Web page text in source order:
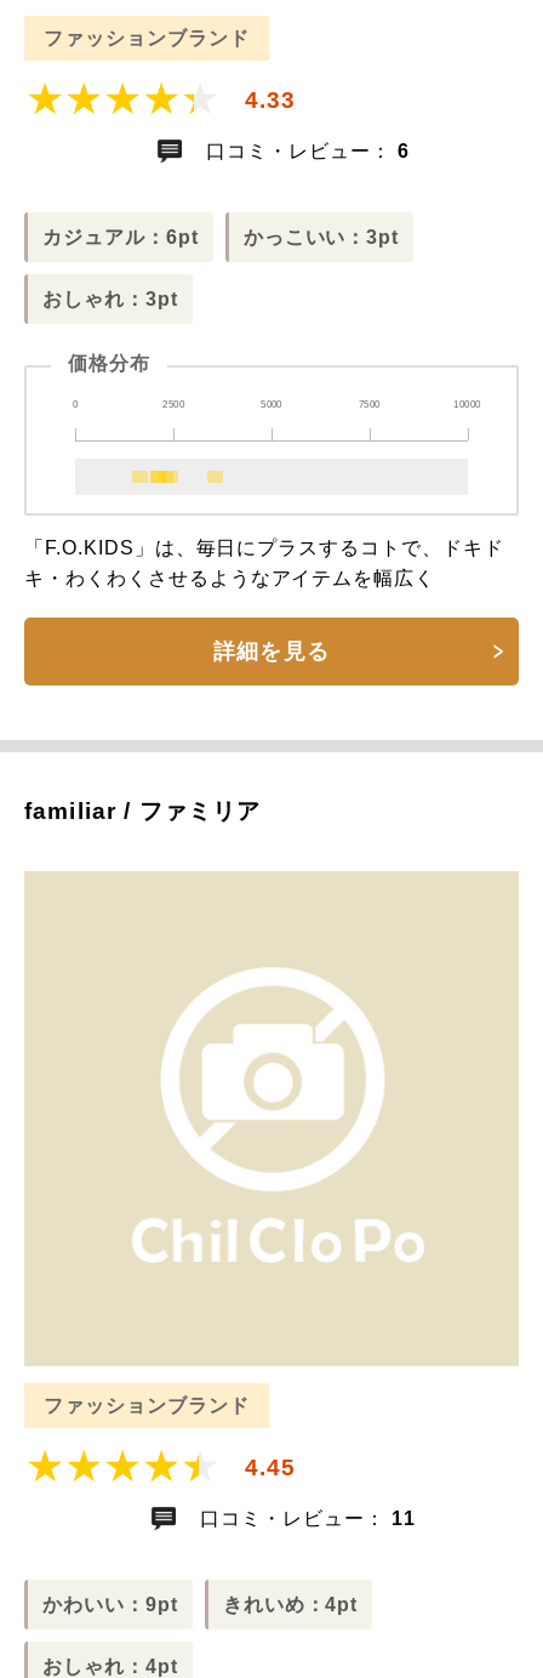
ファッションブランド
4.33
口コミ・レビュー： 6
カジュアル：6pt かっこいい：3pt
おしゃれ：3pt
価格分布
0 2500 5000 7500 10000
「F.O.KIDS」は、毎日にプラスするコトで、ドキド
キ・わくわくさせるようなアイテムを幅広く
詳細を見る
familiar / ファミリア
ファッションブランド
4.45
口コミ・レビュー： 11
かわいい：9pt きれいめ：4pt
おしゃれ：4pt